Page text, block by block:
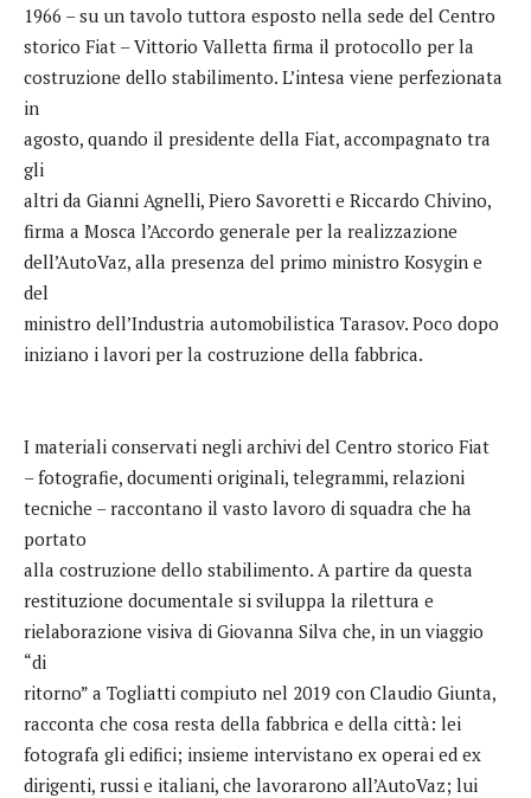
1966 – su un tavolo tuttora esposto nella sede del Centro
storico Fiat – Vittorio Valletta firma il protocollo per la
costruzione dello stabilimento. L’intesa viene perfezionata
in
agosto, quando il presidente della Fiat, accompagnato tra
gli
altri da Gianni Agnelli, Piero Savoretti e Riccardo Chivino,
firma a Mosca l’Accordo generale per la realizzazione
dell’AutoVaz, alla presenza del primo ministro Kosygin e
del
ministro dell’Industria automobilistica Tarasov. Poco dopo
iniziano i lavori per la costruzione della fabbrica.
I materiali conservati negli archivi del Centro storico Fiat
– fotografie, documenti originali, telegrammi, relazioni
tecniche – raccontano il vasto lavoro di squadra che ha
portato
alla costruzione dello stabilimento. A partire da questa
restituzione documentale si sviluppa la rilettura e
rielaborazione visiva di Giovanna Silva che, in un viaggio
“di
ritorno” a Togliatti compiuto nel 2019 con Claudio Giunta,
racconta che cosa resta della fabbrica e della città: lei
fotografa gli edifici; insieme intervistano ex operai ed ex
dirigenti, russi e italiani, che lavorarono all’AutoVaz; lui